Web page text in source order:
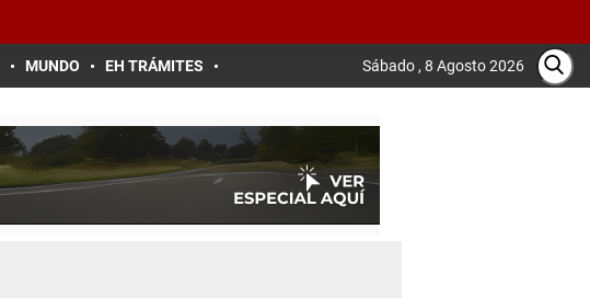
MUNDO EH TRÁMITES Sábado , 8 Agosto 2026